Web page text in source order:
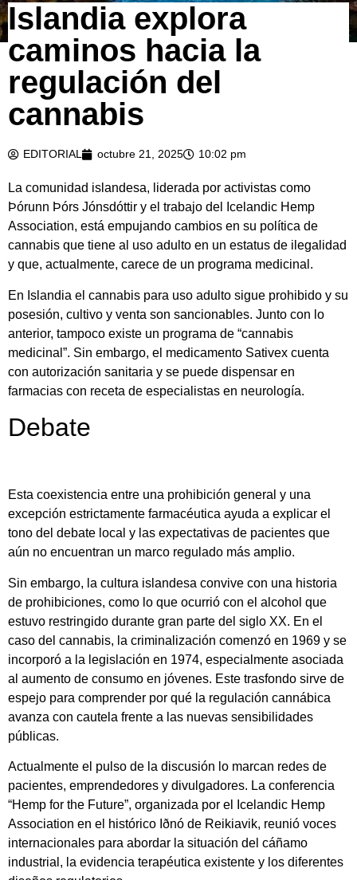
Islandia explora
caminos hacia la
regulación del
cannabis
EDITORIAL octubre 21, 2025 10:02 pm
La comunidad islandesa, liderada por activistas como
Þórunn Þórs Jónsdóttir y el trabajo del Icelandic Hemp
Association, está empujando cambios en su política de
cannabis que tiene al uso adulto en un estatus de ilegalidad
y que, actualmente, carece de un programa medicinal.
En Islandia el cannabis para uso adulto sigue prohibido y su
posesión, cultivo y venta son sancionables. Junto con lo
anterior, tampoco existe un programa de “cannabis
medicinal”. Sin embargo, el medicamento Sativex cuenta
con autorización sanitaria y se puede dispensar en
farmacias con receta de especialistas en neurología.
Debate
Esta coexistencia entre una prohibición general y una
excepción estrictamente farmacéutica ayuda a explicar el
tono del debate local y las expectativas de pacientes que
aún no encuentran un marco regulado más amplio.
Sin embargo, la cultura islandesa convive con una historia
de prohibiciones, como lo que ocurrió con el alcohol que
estuvo restringido durante gran parte del siglo XX. En el
caso del cannabis, la criminalización comenzó en 1969 y se
incorporó a la legislación en 1974, especialmente asociada
al aumento de consumo en jóvenes. Este trasfondo sirve de
espejo para comprender por qué la regulación cannábica
avanza con cautela frente a las nuevas sensibilidades
públicas.
Actualmente el pulso de la discusión lo marcan redes de
pacientes, emprendedores y divulgadores. La conferencia
“Hemp for the Future”, organizada por el Icelandic Hemp
Association en el histórico Iðnó de Reikiavik, reunió voces
internacionales para abordar la situación del cáñamo
industrial, la evidencia terapéutica existente y los diferentes